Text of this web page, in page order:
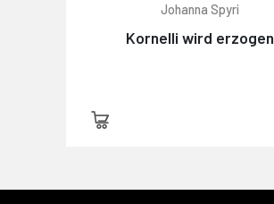
Johanna Spyri
Kornelli wird erzogen